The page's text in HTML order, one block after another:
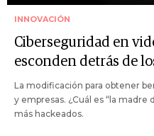
INNOVACIÓN
Ciberseguridad en
esconden detrás de
La modificación para obtener
y empresas. ¿Cuál es “la
más hackeados.